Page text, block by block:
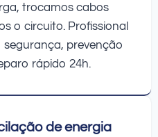
trocamos cabos
o circuito. Profissional
prevenção
rápido 24h.
de energia